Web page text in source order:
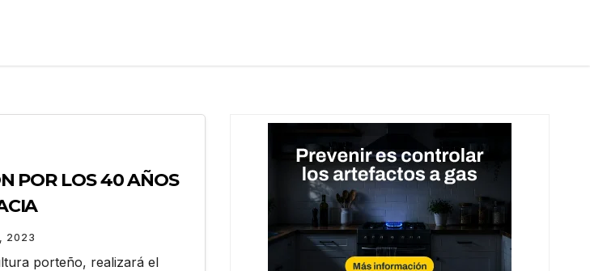
POR LOS 40 AÑOS
2023
porteño, realizará el